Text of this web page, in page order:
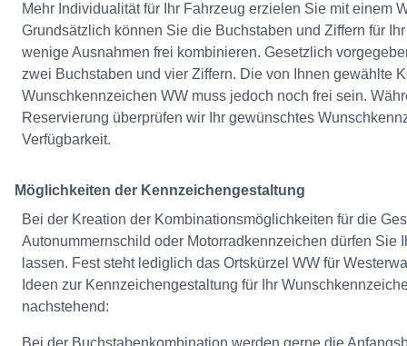
Mehr Individualität für Ihr Fahrzeug erzielen Sie mit einem
Grundsätzlich können Sie die Buchstaben und Ziffern für
wenige Ausnahmen frei kombinieren. Gesetzlich
zwei Buchstaben und vier Ziffern. Die von Ihnen gewählte
Wunschkennzeichen WW muss jedoch noch frei sein.
Reservierung überprüfen wir Ihr gewünschtes
Verfügbarkeit.
Möglichkeiten der Kennzeichengestaltung
Bei der Kreation der Kombinationsmöglichkeiten für die
Autonummernschild oder Motorradkennzeichen dürfen Sie
lassen. Fest steht lediglich das Ortskürzel WW für
Ideen zur Kennzeichengestaltung für Ihr
nachstehend: